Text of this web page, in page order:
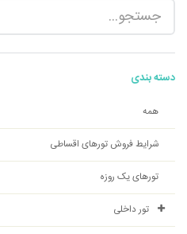
دسته بندی
همه
شرایط فروش تورهای اقساطی
تورهای یک روزه
تور داخلی